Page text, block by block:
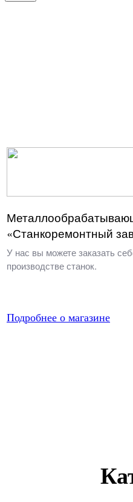
«Станкоремонтный
У нас вы можете заказать
производстве станок.
Подробнее о магазине